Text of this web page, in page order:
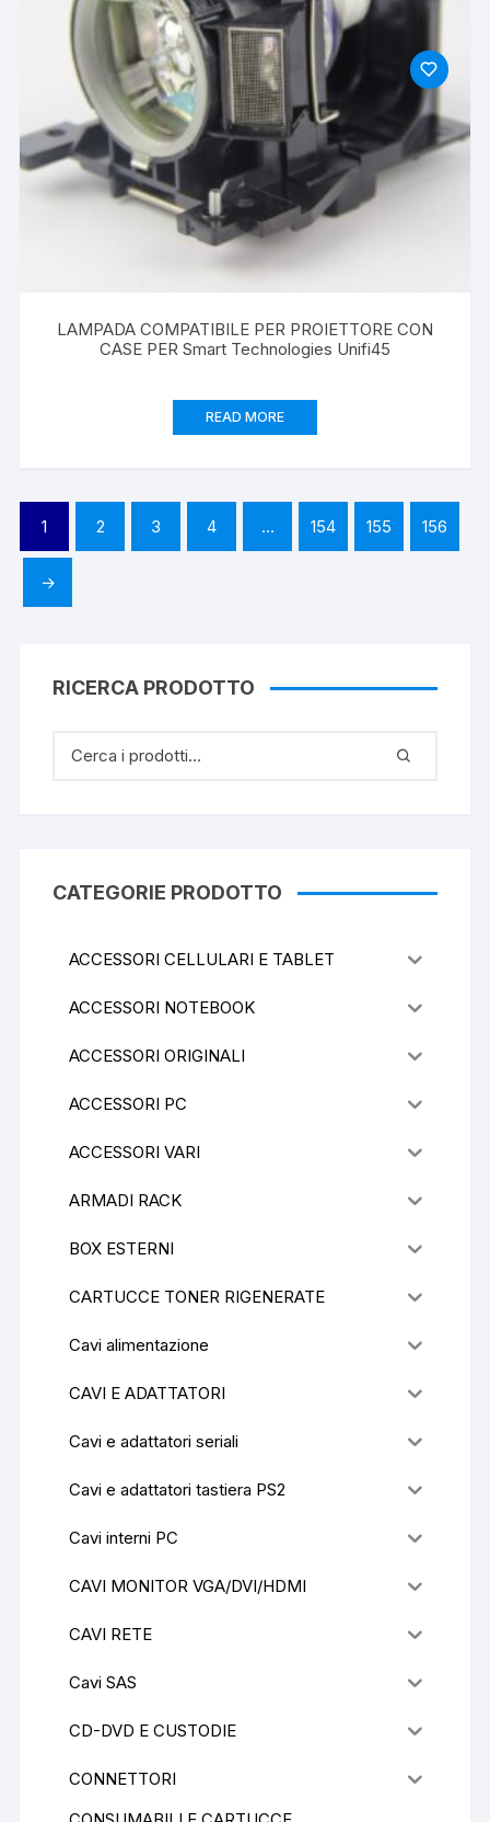
LAMPADA COMPATIBILE PER PROIETTORE CON
CASE PER Smart Technologies Unifi45
READ MORE
1 2 3 4 … 154 155 156
→
RICERCA PRODOTTO
CATEGORIE PRODOTTO
ACCESSORI CELLULARI E TABLET
ACCESSORI NOTEBOOK
ACCESSORI ORIGINALI
ACCESSORI PC
ACCESSORI VARI
ARMADI RACK
BOX ESTERNI
CARTUCCE TONER RIGENERATE
Cavi alimentazione
CAVI E ADATTATORI
Cavi e adattatori seriali
Cavi e adattatori tastiera PS2
Cavi interni PC
CAVI MONITOR VGA/DVI/HDMI
CAVI RETE
Cavi SAS
CD-DVD E CUSTODIE
CONNETTORI